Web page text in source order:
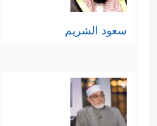
سعود الشريم